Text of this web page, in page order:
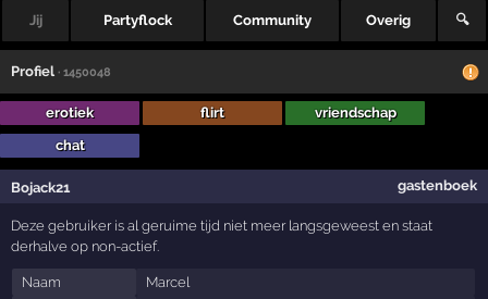
Jij Partyflock Community Overig 🔍
Profiel · 1450048
erotiek flirt
vriendschap
chat
Bojack21 gastenboek
Deze gebruiker is al geruime tijd niet meer langsgeweest en staat
derhalve op non-actief.
Naam
Marcel